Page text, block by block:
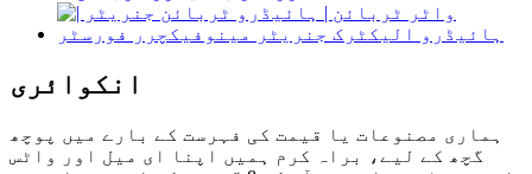
انکوائری
ہماری مصنوعات یا قیمت کی فہرست کے بارے میں پوچھ
گچھ کے لیے، براہ کرم ہمیں اپنا ای میل اور واٹس